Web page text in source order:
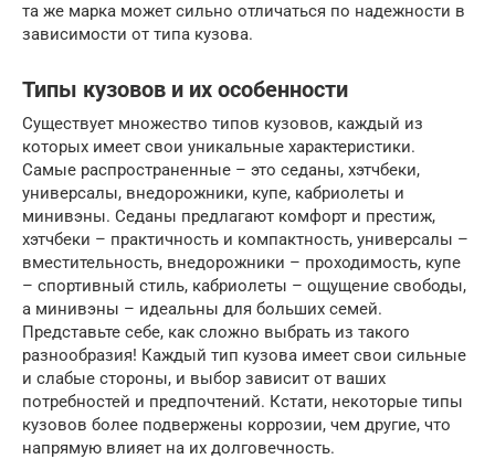
та же марка может сильно отличаться по надежности в
зависимости от типа кузова.
Типы кузовов и их особенности
Существует множество типов кузовов, каждый из
которых имеет свои уникальные характеристики.
Самые распространенные – это седаны, хэтчбеки,
универсалы, внедорожники, купе, кабриолеты и
минивэны. Седаны предлагают комфорт и престиж,
хэтчбеки – практичность и компактность, универсалы –
вместительность, внедорожники – проходимость, купе
– спортивный стиль, кабриолеты – ощущение свободы,
а минивэны – идеальны для больших семей.
Представьте себе, как сложно выбрать из такого
разнообразия! Каждый тип кузова имеет свои сильные
и слабые стороны, и выбор зависит от ваших
потребностей и предпочтений. Кстати, некоторые типы
кузовов более подвержены коррозии, чем другие, что
напрямую влияет на их долговечность.